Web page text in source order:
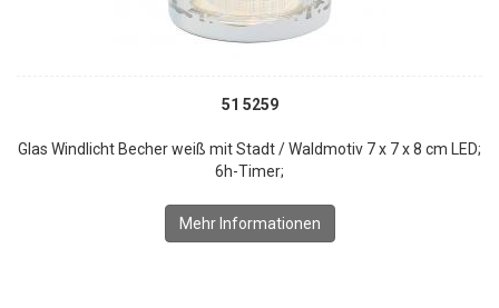
51 5259
Glas Windlicht Becher weiß mit Stadt / Waldmotiv 7 x 7 x 8 cm LED;
6h-Timer;
Mehr Informationen